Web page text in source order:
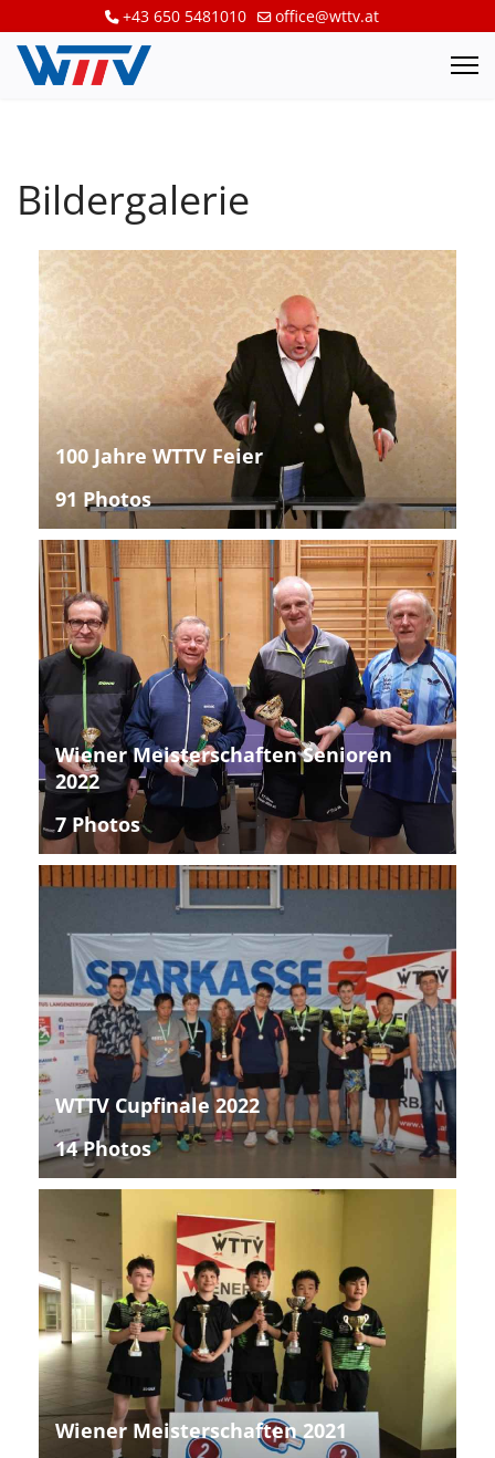
+43 650 5481010 office@wttv.at
Bildergalerie
100 Jahre WTTV Feier
91 Photos
Wiener Meisterschaften Senioren
2022
7 Photos
WTTV Cupfinale 2022
14 Photos
Wiener Meisterschaften 2021